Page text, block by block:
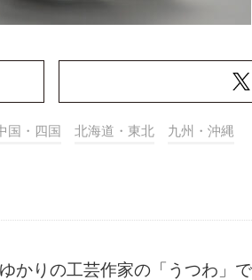
国・四国 北海道・東北 九州・沖縄
かりの工芸作家の「うつわ」